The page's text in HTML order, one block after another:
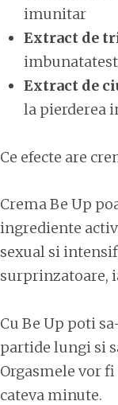
imunitar
Extract de
Extract de
la pierderea
Ce efecte are
Crema Be Up
ingrediente
sexual si
surprinzatoare,
Cu Be Up poti
partide lungi si
Orgasmele vor
cateva minute.